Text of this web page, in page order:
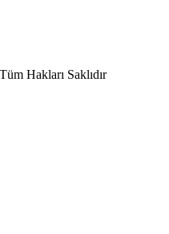
Hakları Saklıdır